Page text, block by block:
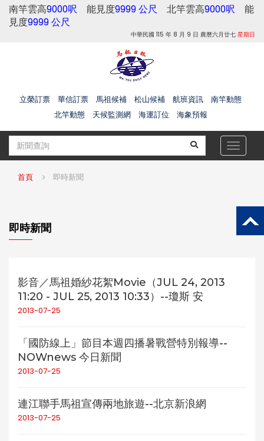
南竿雲高9000呎 能見度9999 公尺 北竿雲高9000呎 能
見度9999 公尺
中華民國 115 年 8 月 9 日 農曆六月廿七 星期日
立榮訂票 華信訂票 馬祖候補 松山候補 航班資訊
南竿動態
北竿動態
天候監測網 海運訂位 海象預報
Toggle
首頁 即時新聞
即時新聞
影音／馬祖婚紗花絮Movie（JUL 24, 2013
11:20 - JUL 25, 2013 10:33）--瓊斯 安
2013-07-25
「國防線上」節目本週四播暑戰營特別報導--
NOWnews 今日新聞
2013-07-25
連江聯手馬祖宣傳兩地旅遊--北京新浪網
2013-07-25